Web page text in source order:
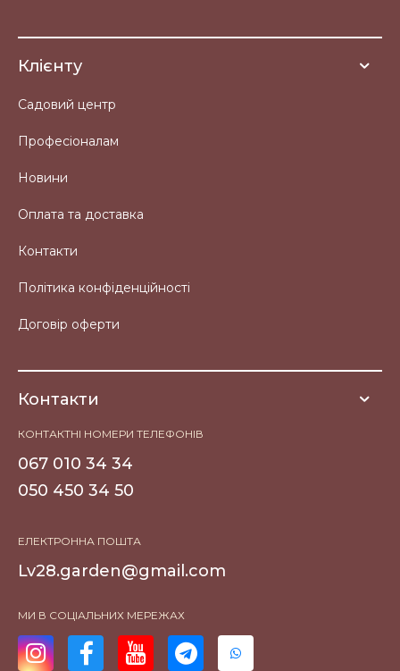
Клієнту
Садовий центр
Професіоналам
Новини
Оплата та доставка
Контакти
Політика конфіденційності
Договір оферти
Контакти
КОНТАКТНІ НОМЕРИ ТЕЛЕФОНІВ
067 010 34 34
050 450 34 50
ЕЛЕКТРОННА ПОШТА
Lv28.garden@gmail.com
МИ В СОЦІАЛЬНИХ МЕРЕЖАХ